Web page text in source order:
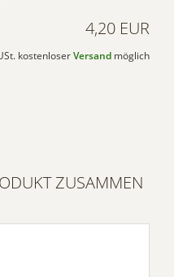
4,20 EUR
kostenloser Versand möglich
ZUSAMMEN